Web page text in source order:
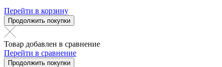
Перейти в корзину
Продолжить покупки
Товар добавлен в сравнение
Перейти в сравнение
Продолжить покупки